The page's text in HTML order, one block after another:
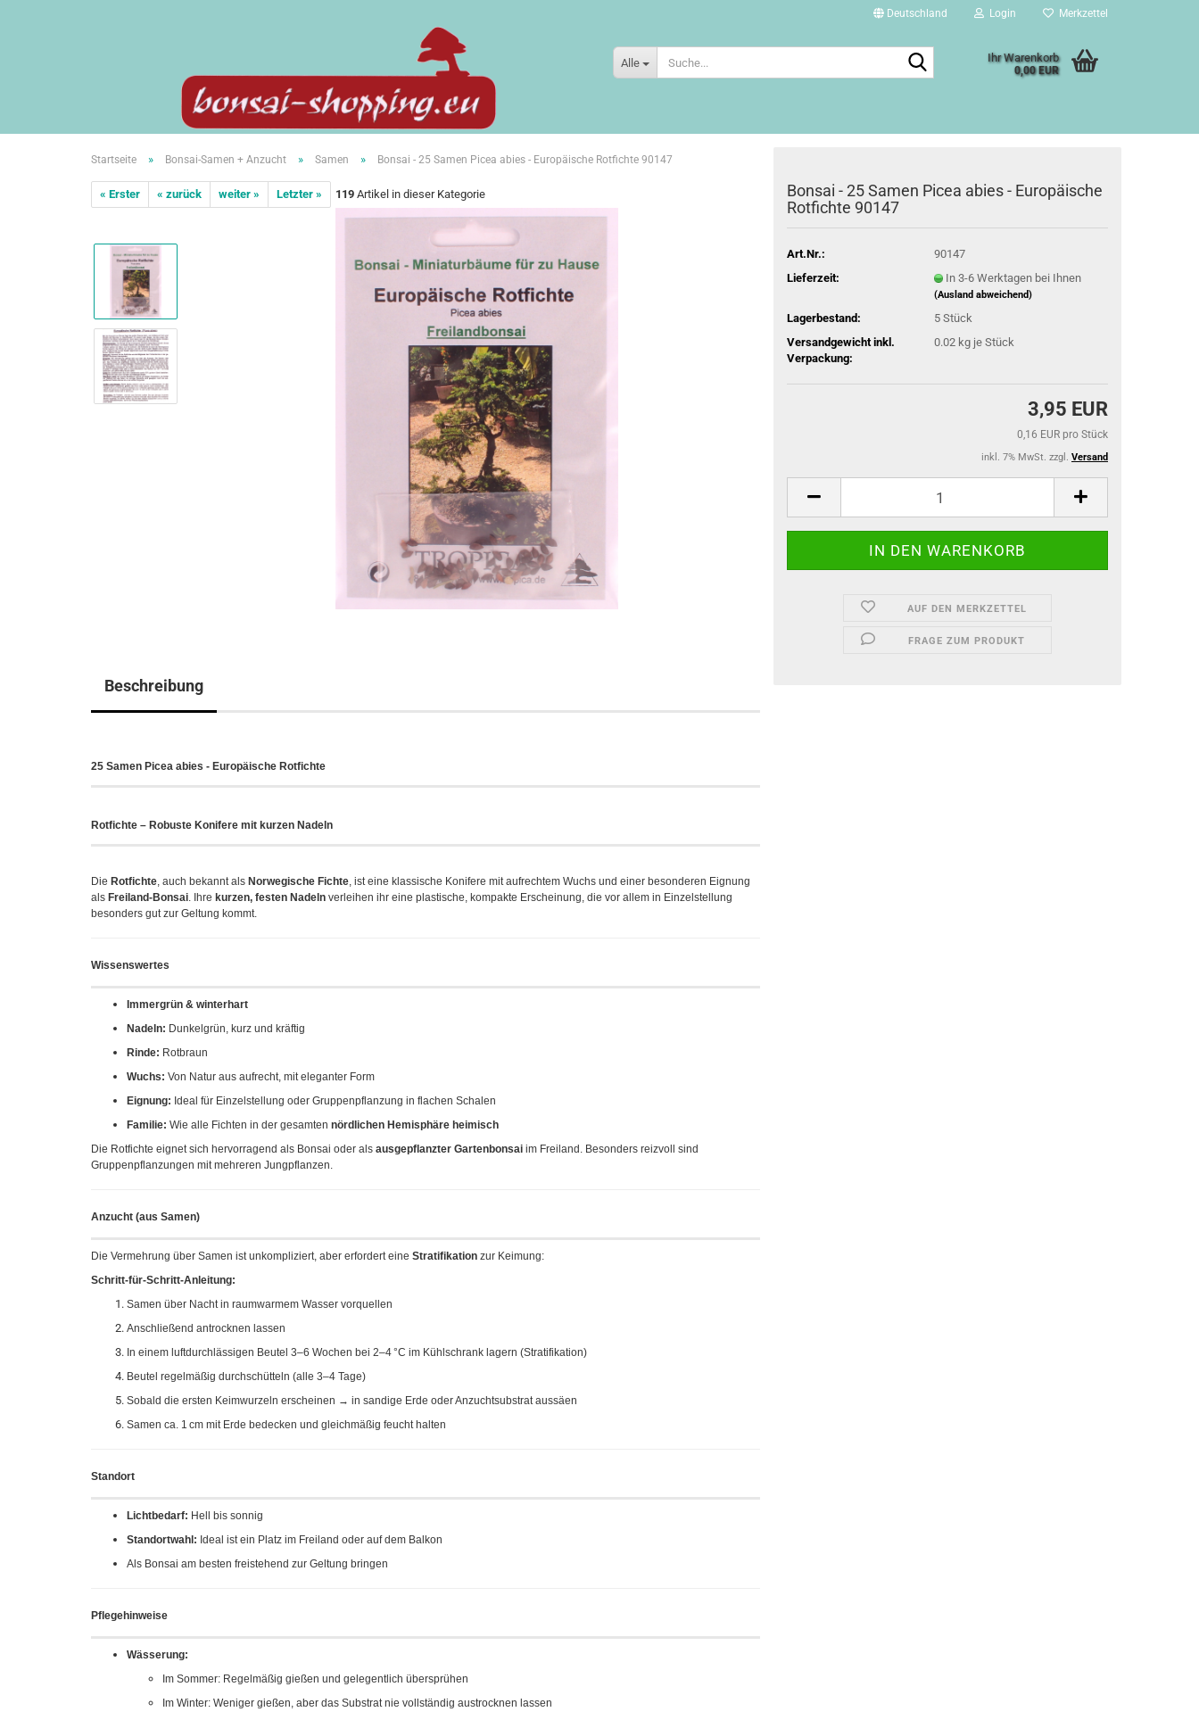
Deutschland Login Merkzettel
Alle Ihr Warenkorb
0,00 EUR
Startseite » Bonsai-Samen + Anzucht » Samen » Bonsai - 25 Samen Picea abies - Europäische Rotfichte 90147
« Erster « zurück weiter » Letzter » 119 Artikel in dieser Kategorie
Bonsai - 25 Samen Picea abies - Europäische
Rotfichte 90147
Art.Nr.:
90147
Lieferzeit:
In 3-6 Werktagen bei Ihnen
(Ausland abweichend)
Lagerbestand: 5 Stück
Versandgewicht inkl.
Verpackung:
0.02 kg je Stück
3,95 EUR
0,16 EUR pro Stück
inkl. 7% MwSt. zzgl. Versand
AUF DEN MERKZETTEL
FRAGE ZUM PRODUKT
Beschreibung
25 Samen Picea abies - Europäische Rotfichte
Rotfichte – Robuste Konifere mit kurzen Nadeln
Die Rotfichte, auch bekannt als Norwegische Fichte, ist eine klassische Konifere mit aufrechtem Wuchs und einer besonderen Eignung
als Freiland-Bonsai. Ihre kurzen, festen Nadeln verleihen ihr eine plastische, kompakte Erscheinung, die vor allem in Einzelstellung
besonders gut zur Geltung kommt.
Wissenswertes
Immergrün & winterhart
Nadeln: Dunkelgrün, kurz und kräftig
Rinde: Rotbraun
Wuchs: Von Natur aus aufrecht, mit eleganter Form
Eignung: Ideal für Einzelstellung oder Gruppenpflanzung in flachen Schalen
Familie: Wie alle Fichten in der gesamten nördlichen Hemisphäre heimisch
Die Rotfichte eignet sich hervorragend als Bonsai oder als ausgepflanzter Gartenbonsai im Freiland. Besonders reizvoll sind
Gruppenpflanzungen mit mehreren Jungpflanzen.
Anzucht (aus Samen)
Die Vermehrung über Samen ist unkompliziert, aber erfordert eine Stratifikation zur Keimung:
Schritt-für-Schritt-Anleitung:
Samen über Nacht in raumwarmem Wasser vorquellen
Anschließend antrocknen lassen
In einem luftdurchlässigen Beutel 3–6 Wochen bei 2–4 °C im Kühlschrank lagern (Stratifikation)
Beutel regelmäßig durchschütteln (alle 3–4 Tage)
Sobald die ersten Keimwurzeln erscheinen → in sandige Erde oder Anzuchtsubstrat aussäen
Samen ca. 1 cm mit Erde bedecken und gleichmäßig feucht halten
Standort
Lichtbedarf: Hell bis sonnig
Standortwahl: Ideal ist ein Platz im Freiland oder auf dem Balkon
Als Bonsai am besten freistehend zur Geltung bringen
Pflegehinweise
Wässerung:
Im Sommer: Regelmäßig gießen und gelegentlich übersprühen
Im Winter: Weniger gießen, aber das Substrat nie vollständig austrocknen lassen